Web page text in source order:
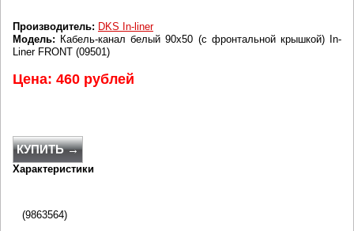
Производитель: DKS In-liner
Модель: Кабель-канал белый 90х50 (с фронтальной крышкой) In-
Liner FRONT (09501)
Цена: 460 рублей
КУПИТЬ →
Характеристики
(9863564)